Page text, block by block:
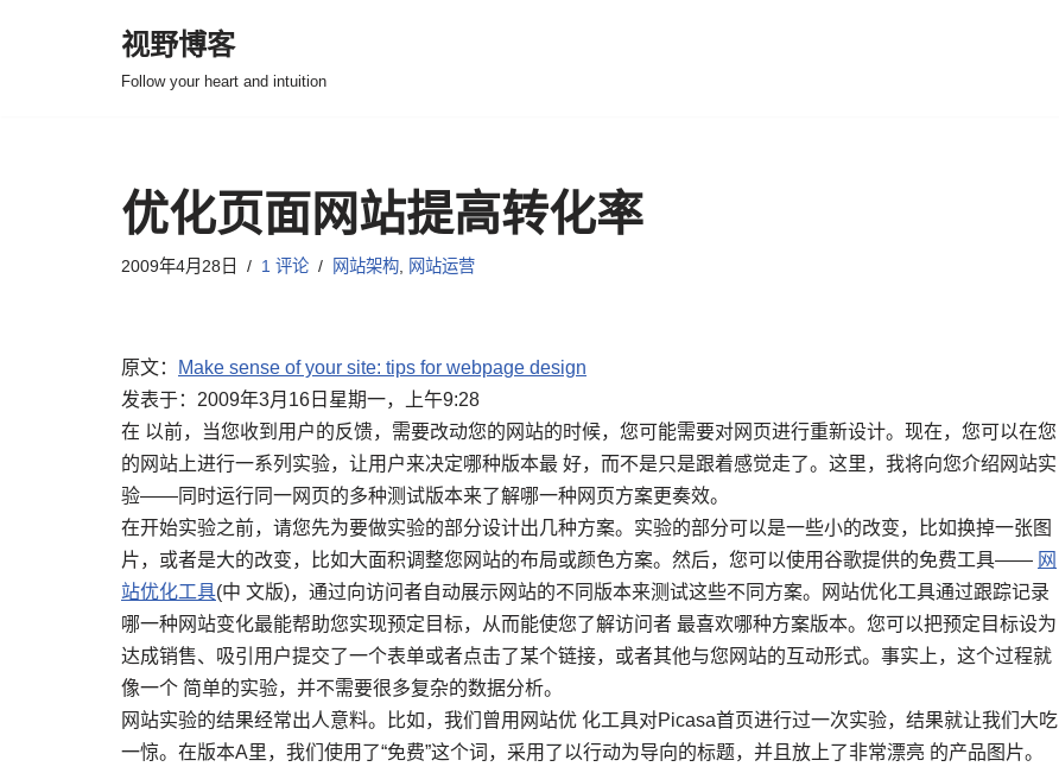
视野博客
Follow your heart and intuition
优化页面网站提高转化率
2009年4月28日 1 评论 网站架构 网站运营
原文：
Make sense of your site: tips for webpage design
发表于：2009年3月16日星期一，上午9:28
在 以前，当您收到用户的反馈，需要改动您的网站的时候，您可能需要对网页进行重新设计。现在，您可以在您
的网站上进行一系列实验，让用户来决定哪种版本最 好，而不是只是跟着感觉走了。这里，我将向您介绍网站实
验——同时运行同一网页的多种测试版本来了解哪一种网页方案更奏效。
在开始实验之前，请您先为要做实验的部分设计出几种方案。实验的部分可以是一些小的改变，比如换掉一张图
片，或者是大的改变，比如大面积调整您网站的布局或颜色方案。然后，您可以使用谷歌提供的免费工具—— 网
站优化工具(中 文版)，通过向访问者自动展示网站的不同版本来测试这些不同方案。网站优化工具通过跟踪记录
哪一种网站变化最能帮助您实现预定目标，从而能使您了解访问者 最喜欢哪种方案版本。您可以把预定目标设为
达成销售、吸引用户提交了一个表单或者点击了某个链接，或者其他与您网站的互动形式。事实上，这个过程就
像一个 简单的实验，并不需要很多复杂的数据分析。
网站实验的结果经常出人意料。比如，我们曾用网站优 化工具对Picasa首页进行过一次实验，结果就让我们大吃
一惊。在版本A里，我们使用了“免费”这个词，采用了以行动为导向的标题，并且放上了非常漂亮 的产品图片。